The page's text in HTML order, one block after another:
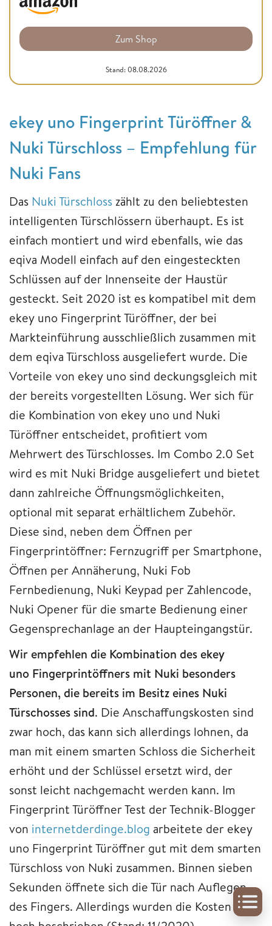
Zum Shop
Stand: 08.08.2026
ekey uno Fingerprint Türöffner &
Nuki Türschloss – Empfehlung für
Nuki Fans
Das Nuki Türschlosszählt zu den beliebtesten
intelligenten Türschlössern überhaupt. Es ist
einfach montiert und wird ebenfalls, wie das
eqiva Modell einfach auf den eingesteckten
Schlüssen auf der Innenseite der Haustür
gesteckt. Seit 2020 ist es kompatibel mit dem
ekey uno Fingerprint Türöffner, der bei
Markteinführung ausschließlich zusammen mit
dem eqiva Türschloss ausgeliefert wurde. Die
Vorteile von ekey uno sind deckungsgleich mit
der bereits vorgestellten Lösung. Wer sich für
die Kombination von ekey uno und Nuki
Türöffner entscheidet, profitiert vom
Mehrwert des Türschlosses. Im Combo 2.0 Set
wird es mit Nuki Bridge ausgeliefert und bietet
dann zahlreiche Öffnungsmöglichkeiten,
optional mit separat erhältlichem Zubehör.
Diese sind, neben dem Öffnen per
Fingerprintöffner: Fernzugriff per Smartphone,
Öffnen per Annäherung, Nuki Fob
Fernbedienung, Nuki Keypad per Zahlencode,
Nuki Opener für die smarte Bedienung einer
Gegensprechanlage an der Haupteingangstür.
Wir empfehlen die Kombination des ekey
uno Fingerprintöffners mit Nuki besonders
Personen, die bereits im Besitz eines Nuki
Türschosses sind. Die Anschaffungskosten sind
zwar hoch, das kann sich allerdings lohnen, da
man mit einem smarten Schloss die Sicherheit
erhöht und der Schlüssel ersetzt wird, der
sonst leicht nachgemacht werden kann. Im
Fingerprint Türöffner Test der Technik-Blogger
von internetderdinge.blog arbeitete der ekey
uno Fingerprint Türöffner gut mit dem smarten
Türschloss von Nuki zusammen. Binnen sieben
Sekunden öffnete sich die Tür nach Auflegen
des Fingers. Allerdings wurden die Kosten als